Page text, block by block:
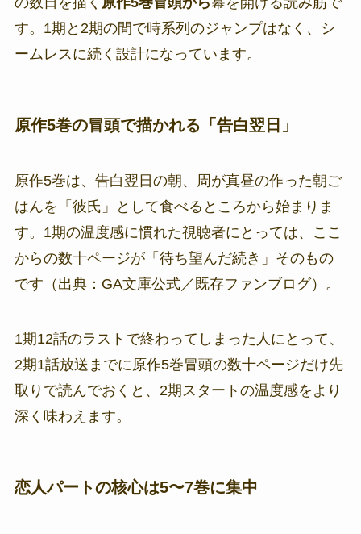
す。1期と2期の間で時系列のジャンプはなく、シ
ームレスに続く設計になっています。
原作5巻の冒頭で描かれる「告白翌日」
原作5巻は、告白翌日の朝、周が真昼の作った朝ご
はんを「彼氏」として食べるところから始まりま
す。1期の温度感に慣れた視聴者にとっては、ここ
からの数十ページが「待ち望んだ続き」そのもの
です（出典：GA文庫公式／既存ファンブログ）。
1期12話のラストで終わってしまった人にとって、
2期1話放送までに原作5巻冒頭の数十ページだけ先
取りで読んでおくと、2期スタートの温度感をより
深く味わえます。
恋人パートの核心は5〜7巻に集中